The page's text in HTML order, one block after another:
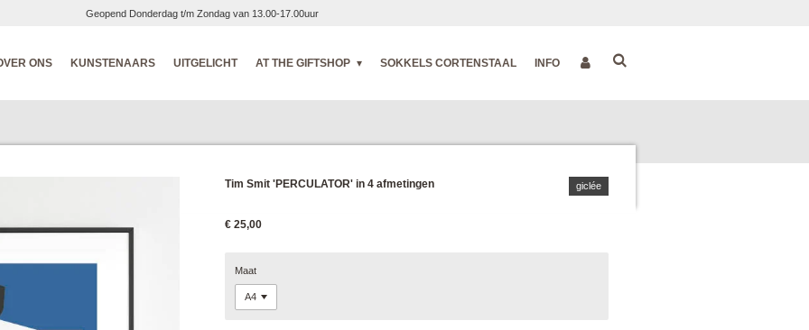
Geopend Donderdag t/m Zondag van 13.00-17.00uur
ONS KUNSTENAARS UITGELICHT AT THE GIFTSHOP SOKKELS CORTENSTAAL INFO
Tim Smit 'PERCULATOR' in 4 afmetingen giclée
€ 25,00
Maat